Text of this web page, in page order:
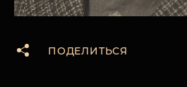
ПОДЕЛИТЬСЯ